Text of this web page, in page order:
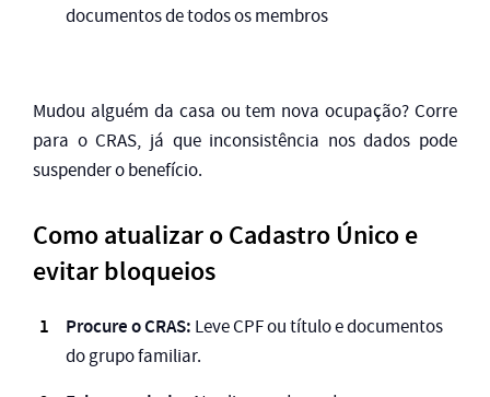
documentos de todos os membros
Mudou alguém da casa ou tem nova ocupação? Corre
para o CRAS, já que inconsistência nos dados pode
suspender o benefício.
Como atualizar o Cadastro Único e
evitar bloqueios
Procure o CRAS: Leve CPF ou título e documentos
do grupo familiar.